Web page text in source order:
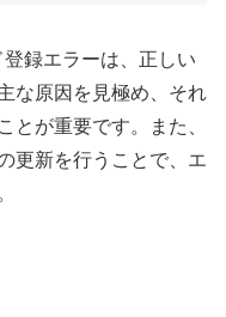
録エラーは、正しい
な原因を見極め、それ
とが重要です。また、
更新を行うことで、エ